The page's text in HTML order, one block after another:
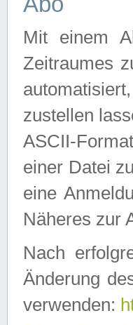
Mit einem
Zeitraumes
zustellen
ASCII-
einer Datei
eine
Näheres zur
Nach
Änderung
verwenden: